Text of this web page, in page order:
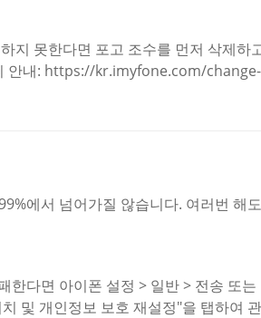
지 못한다면 포고 조수를 먼저 삭제하
안내: https://kr.imyfone.com/
에서 넘어가질 않습니다. 여러번 해
한다면 아이폰 설정 > 일반 > 전송 또
및 개인정보 보호 재설정"을 탭하여